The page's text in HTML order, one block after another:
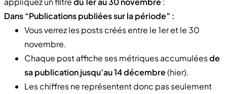
Dans “Publications publiées sur la période” :
Vous verrez les posts créés entre le 1er et le 30
novembre.
Chaque post affiche ses métriques accumuléesde
sa publication jusqu’au 14 décembre(hier).
Les chiffres ne représentent donc pas seulement